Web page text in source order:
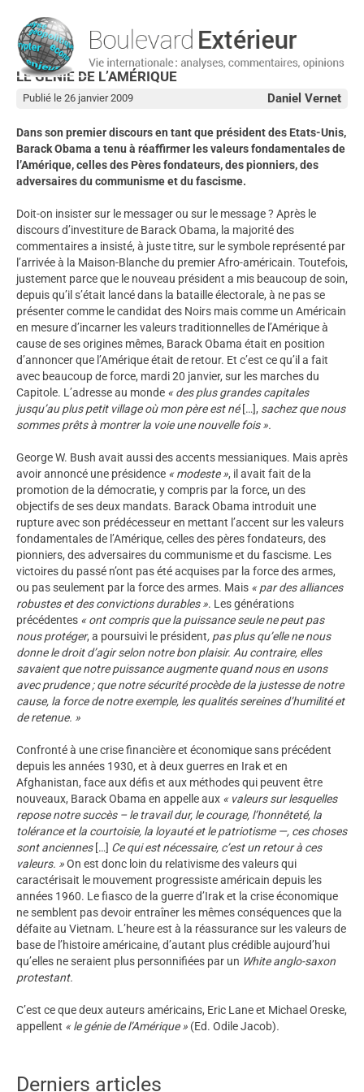
LE GÉNIE DE L’AMÉRIQUE
Daniel Vernet
Publié le 26 janvier 2009
Dans son premier discours en tant que président des Etats-Unis,
Barack Obama a tenu à réaffirmer les valeurs fondamentales de
l’Amérique, celles des Pères fondateurs, des pionniers, des
adversaires du communisme et du fascisme.
Doit-on insister sur le messager ou sur le message ? Après le
discours d’investiture de Barack Obama, la majorité des
commentaires a insisté, à juste titre, sur le symbole représenté par
l’arrivée à la Maison-Blanche du premier Afro-américain. Toutefois,
justement parce que le nouveau président a mis beaucoup de soin,
depuis qu’il s’était lancé dans la bataille électorale, à ne pas se
présenter comme le candidat des Noirs mais comme un Américain
en mesure d’incarner les valeurs traditionnelles de l’Amérique à
cause de ses origines mêmes, Barack Obama était en position
d’annoncer que l’Amérique était de retour. Et c’est ce qu’il a fait
avec beaucoup de force, mardi 20 janvier, sur les marches du
Capitole. L’adresse au monde « des plus grandes capitales
jusqu’au plus petit village où mon père est né[…], sachez que nous
sommes prêts à montrer la voie une nouvelle fois ».
George W. Bush avait aussi des accents messianiques. Mais après
avoir annoncé une présidence « modeste », il avait fait de la
promotion de la démocratie, y compris par la force, un des
objectifs de ses deux mandats. Barack Obama introduit une
rupture avec son prédécesseur en mettant l’accent sur les valeurs
fondamentales de l’Amérique, celles des pères fondateurs, des
pionniers, des adversaires du communisme et du fascisme. Les
victoires du passé n’ont pas été acquises par la force des armes,
ou pas seulement par la force des armes. Mais « par des alliances
robustes et des convictions durables ». Les générations
précédentes « ont compris que la puissance seule ne peut pas
nous protéger, a poursuivi le président, pas plus qu’elle ne nous
donne le droit d’agir selon notre bon plaisir. Au contraire, elles
savaient que notre puissance augmente quand nous en usons
avec prudence ; que notre sécurité procède de la justesse de notre
cause, la force de notre exemple, les qualités sereines d’humilité et
de retenue. »
Confronté à une crise financière et économique sans précédent
depuis les années 1930, et à deux guerres en Irak et en
Afghanistan, face aux défis et aux méthodes qui peuvent être
nouveaux, Barack Obama en appelle aux « valeurs sur lesquelles
repose notre succès – le travail dur, le courage, l’honnêteté, la
tolérance et la courtoisie, la loyauté et le patriotisme —, ces choses
sont anciennes […] Ce qui est nécessaire, c’est un retour à ces
valeurs. »On est donc loin du relativisme des valeurs qui
caractérisait le mouvement progressiste américain depuis les
années 1960. Le fiasco de la guerre d’Irak et la crise économique
ne semblent pas devoir entraîner les mêmes conséquences que la
défaite au Vietnam. L’heure est à la réassurance sur les valeurs de
base de l’histoire américaine, d’autant plus crédible aujourd’hui
qu’elles ne seraient plus personnifiées par un White anglo-saxon
protestant.
C’est ce que deux auteurs américains, Eric Lane et Michael Oreske,
appellent « le génie de l’Amérique » (Ed. Odile Jacob).
Derniers articles